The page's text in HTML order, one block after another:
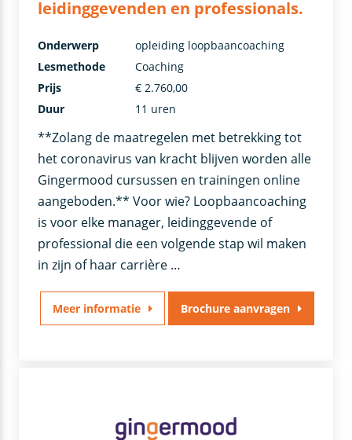
leidinggevenden en professionals.
**Zolang de maatregelen met betrekking tot
het coronavirus van kracht blijven worden alle
Gingermood cursussen en trainingen online
aangeboden.** Voor wie? Loopbaancoaching
is voor elke manager, leidinggevende of
professional die een volgende stap wil maken
in zijn of haar carrière …
Onderwerp
opleiding loopbaancoaching
Lesmethode
Coaching
Prijs
€ 2.760,00
Duur
11 uren
Meer informatie Brochure aanvragen